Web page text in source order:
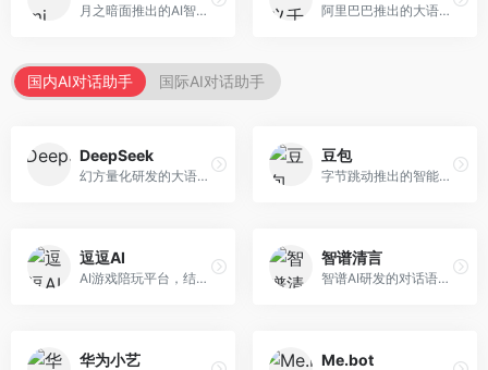
月之暗面推出的AI智能助手，核心优势在于超长文本处理能力，支持20万字以上文档分析。面向学术研究者、职场人士和内容创作者，提供文档解读、PPT生成、联网搜索等综合服务。 阿里巴巴推出的大语言模型平台，提供对话问答、文档处理、图像理解、代码编写等全方位AI服务。面向企业用户和个人开发者，集成阿里云生态，支持多模态交互，企业级安全保障。
国内AI对话助手 国际AI对话助手
DeepSeek
幻方量化研发的大语言模型平台，专注于深度推理和代码生成能力。面向开发者、研究人员和技术爱好者，提供强大的逻辑推理和数学计算功能，开源生态完善，API接口友好。
豆包
字节跳动推出的智能对话助手平台，提供文本创作、知识问答、英语学习等多种AI服务。面向普通用户和内容创作者，支持多轮对话和文件解析，免费使用，响应速度快，中文理解能力强。
逗逗AI
AI游戏陪玩平台，结合游戏理解和自然语言交互技术。面向游戏玩家，提供游戏攻略、陪玩互动、社交聊天等服务，游戏知识丰富，互动体验有趣。
智谱清言
智谱AI研发的对话语言模型，支持中英双语交互。面向中文用户和开发者，提供知识问答、代码编写、文档解读等服务，开源生态完善，学术研究背景深厚。
华为小艺 Me.bot